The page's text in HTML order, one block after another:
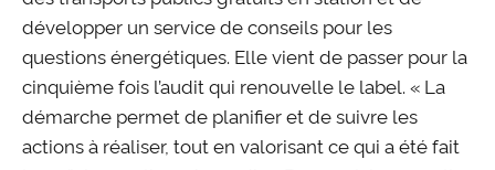
développer un service de conseils pour les
questions énergétiques. Elle vient de passer pour la
cinquième fois l’audit qui renouvelle le label. « La
démarche permet de planifier et de suivre les
actions à réaliser, tout en valorisant ce qui a été fait